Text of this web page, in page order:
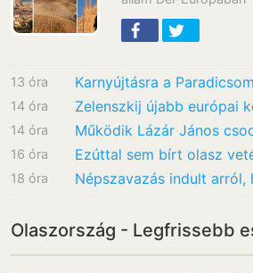
13 óra
14 óra
14 óra
16 óra
18 óra
Olaszország - Legfrissebb